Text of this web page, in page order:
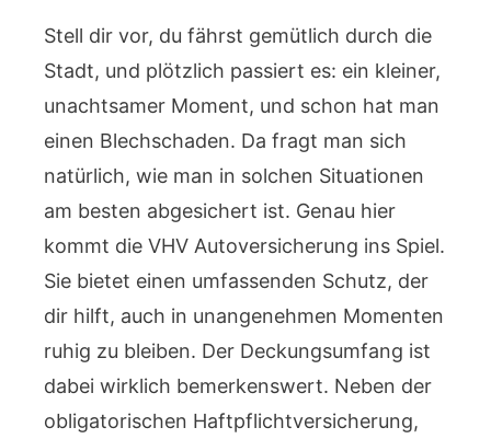
Stell dir vor, du fährst gemütlich durch die
Stadt, und plötzlich passiert es: ein kleiner,
unachtsamer Moment, und schon hat man
einen Blechschaden. Da fragt man sich
natürlich, wie man in solchen Situationen
am besten abgesichert ist. Genau hier
kommt die VHV Autoversicherung ins Spiel.
Sie bietet einen umfassenden Schutz, der
dir hilft, auch in unangenehmen Momenten
ruhig zu bleiben. Der Deckungsumfang ist
dabei wirklich bemerkenswert. Neben der
obligatorischen Haftpflichtversicherung,